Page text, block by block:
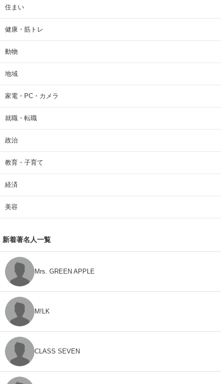
住まい
健康・筋トレ
動物
地域
家電・PC・カメラ
就職・転職
政治
教育・子育て
経済
美容
新着著名人一覧
Mrs. GREEN APPLE
M!LK
CLASS SEVEN